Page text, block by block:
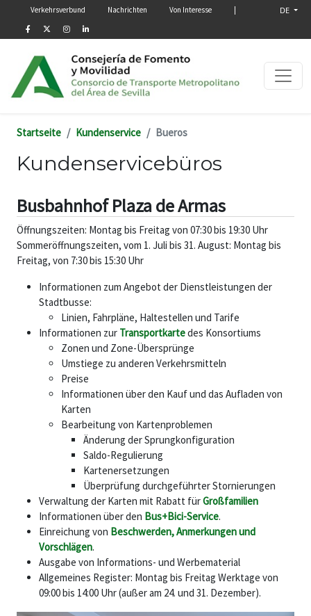
Direkt zum Inhalt
Menú secundario
Verkehrsverbund Nachrichten Von Interesse DE
Startseite Kundenservice Bueros
Kundenservicebüros
Busbahnhof Plaza de Armas
Öffnungszeiten: Montag bis Freitag von 07:30 bis 19:30 Uhr
Sommeröffnungszeiten, vom 1. Juli bis 31. August: Montag bis
Freitag, von 7:30 bis 15:30 Uhr
Informationen zum Angebot der Dienstleistungen der
Stadtbusse:
Linien, Fahrpläne, Haltestellen und Tarife
Informationen zur Transportkartedes Konsortiums
Zonen und Zone-Übersprünge
Umstiege zu anderen Verkehrsmitteln
Preise
Informationen über den Kauf und das Aufladen von
Karten
Bearbeitung von Kartenproblemen
Änderung der Sprungkonfiguration
Saldo-Regulierung
Kartenersetzungen
Überprüfung durchgeführter Stornierungen
Verwaltung der Karten mit Rabatt fürGroßfamilien
Informationen über den Bus+Bici-Service.
Einreichung von Beschwerden, Anmerkungen und
Vorschlägen.
Ausgabe von Informations- und Werbematerial
Allgemeines Register: Montag bis Freitag Werktage von
09:00 bis 14:00 Uhr (außer am 24. und 31. Dezember).